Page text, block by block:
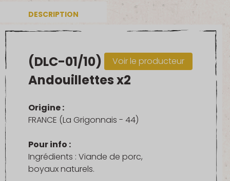
9,95€.7,95€.
DESCRIPTION
Voir le producteur
(DLC-01/10)
Andouillettes x2
Origine :
FRANCE (La Grigonnais - 44)
Pour info :
Ingrédients : Viande de porc,
boyaux naturels.